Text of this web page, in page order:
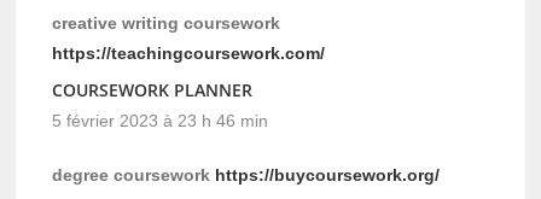
creative writing coursework
https://teachingcoursework.com/
COURSEWORK PLANNER
5 février 2023 à 23 h 46 min
degree coursework https://buycoursework.org/